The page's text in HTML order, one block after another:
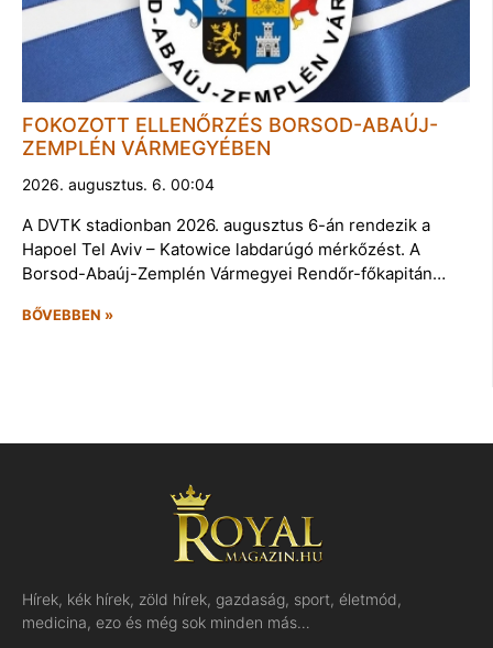
FOKOZOTT ELLENŐRZÉS BORSOD-ABAÚJ-
ZEMPLÉN VÁRMEGYÉBEN
2026. augusztus. 6. 00:04
A DVTK stadionban 2026. augusztus 6-án rendezik a
Hapoel Tel Aviv – Katowice labdarúgó mérkőzést. A
Borsod-Abaúj-Zemplén Vármegyei Rendőr-főkapitán…
BŐVEBBEN »
Hírek, kék hírek, zöld hírek, gazdaság, sport, életmód,
medicina, ezo és még sok minden más…